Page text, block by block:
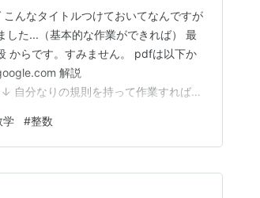
んなタイトルつけておいてなんですが
した...（基本的な作業ができれば） 最
からです。すみません。 pdfは以下か
解説
の規則を持って作業すれば取
学
学 #整数